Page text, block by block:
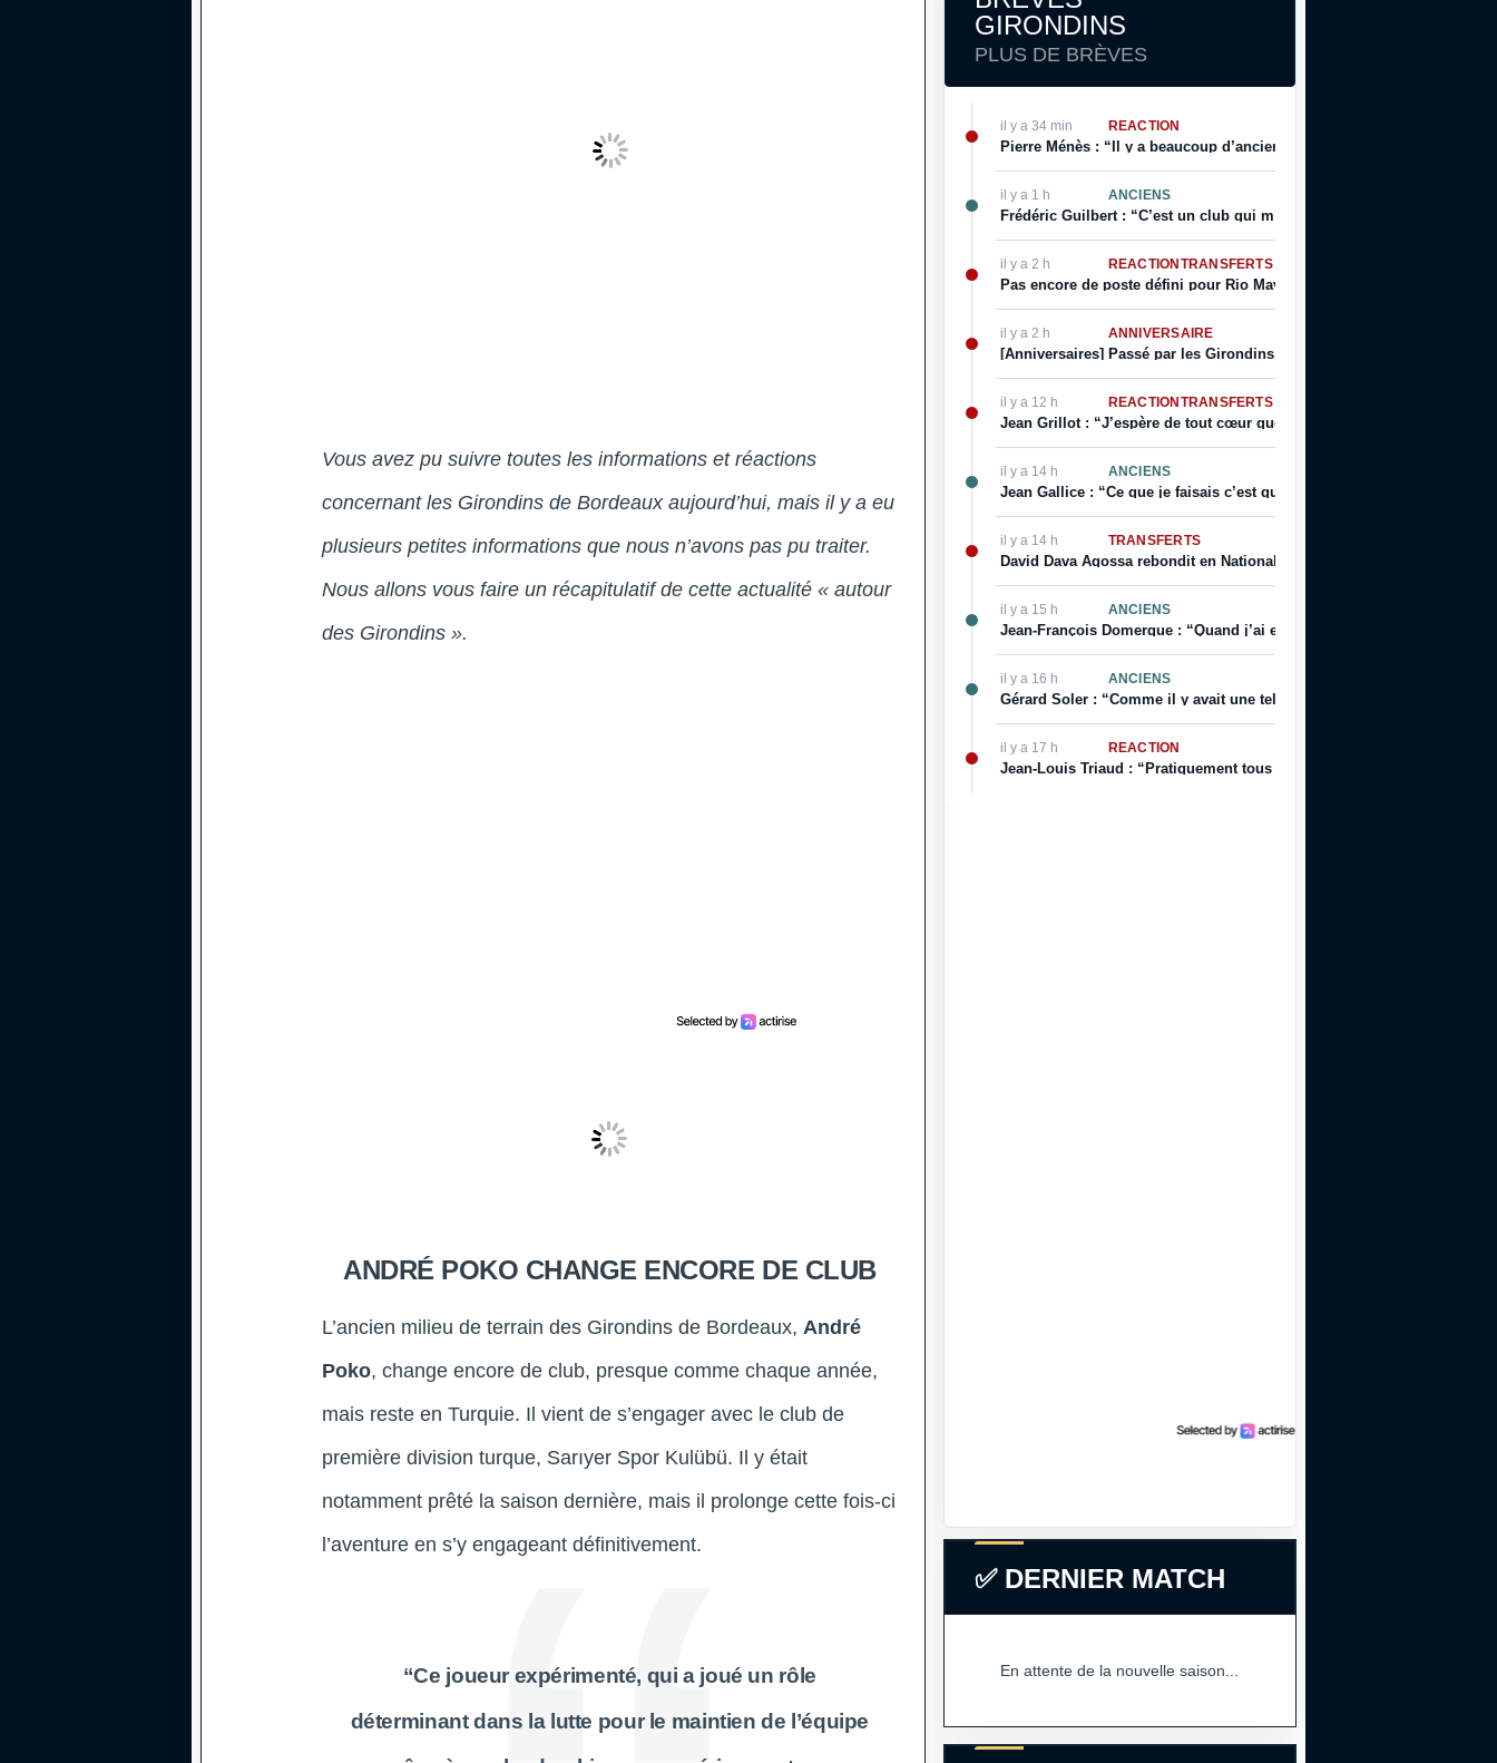
Vous avez pu suivre toutes les informations et réactions
concernant les Girondins de Bordeaux aujourd’hui, mais il y a eu
plusieurs petites informations que nous n’avons pas pu traiter.
Nous allons vous faire un récapitulatif de cette actualité « autour
des Girondins ».
ANDRÉ POKO CHANGE ENCORE DE CLUB
L’ancien milieu de terrain des Girondins de Bordeaux, André
Poko, change encore de club, presque comme chaque année,
mais reste en Turquie. Il vient de s’engager avec le club de
première division turque, Sarıyer Spor Kulübü. Il y était
notamment prêté la saison dernière, mais il prolonge cette fois-ci
l’aventure en s’y engageant définitivement.
“Ce joueur expérimenté, qui a joué un rôle
déterminant dans la lutte pour le maintien de l’équipe
GIRONDINS
PLUS DE BRÈVES
il y a 34 min RÉACTION
Pierre Ménès : “Il y a beaucoup d’anciens bordelais qui l’ouvrent
il y a 1 h ANCIENS
Frédéric Guilbert : “C’est un club qui m’a sorti de la merde”
il y a 2 h RÉACTION TRANSFERTS
Pas encore de poste défini pour Rio Mavuba au LOSC
il y a 2 h ANNIVERSAIRE
[Anniversaires] Passé par les Girondins, Jérôme Prior fête son
il y a 12 h RÉACTION TRANSFERTS
Jean Grillot : “J’espère de tout cœur que ce club se relèvera”
il y a 14 h ANCIENS
Jean Gallice : “Ce que je faisais c’est que je faisais visiter le terrain à
il y a 14 h TRANSFERTS
David Dava Agossa rebondit en National 1
il y a 15 h ANCIENS
Jean-François Domergue : “Quand j’ai eu la possibilité d’avoir un
il y a 16 h ANCIENS
Gérard Soler : “Comme il y avait une telle demande, on m’a autorisé
il y a 17 h RÉACTION
Jean-Louis Triaud : “Pratiquement tous les joueurs qui sont passés
✅ DERNIER MATCH
En attente de la nouvelle saison...